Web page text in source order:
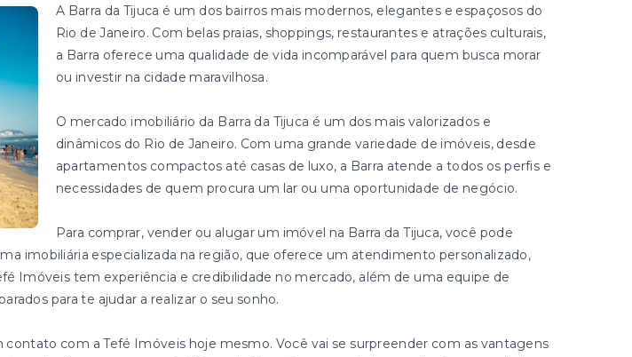
A Barra da Tijuca é um dos bairros mais modernos, elegantes e espaçosos do
Rio de Janeiro. Com belas praias, shoppings, restaurantes e atrações culturais,
a Barra oferece uma qualidade de vida incomparável para quem busca morar
ou investir na cidade maravilhosa.
O mercado imobiliário da Barra da Tijuca é um dos mais valorizados e
dinâmicos do Rio de Janeiro. Com uma grande variedade de imóveis, desde
apartamentos compactos até casas de luxo, a Barra atende a todos os perfis e
necessidades de quem procura um lar ou uma oportunidade de negócio.
Para comprar, vender ou alugar um imóvel na Barra da Tijuca, você pode
imobiliária especializada na região, que oferece um atendimento personalizado,
Imóveis tem experiência e credibilidade no mercado, além de uma equipe de
para te ajudar a realizar o seu sonho.
com a Tefé Imóveis hoje mesmo. Você vai se surpreender com as vantagens